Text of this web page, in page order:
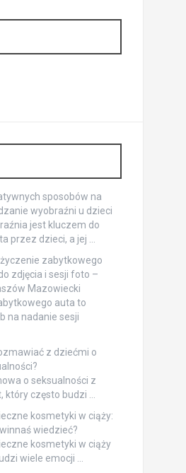
sposobów na
wyobraźni u dzieci
jest kluczem do
przez dzieci, a jej …
zabytkowego
zdjęcia i sesji foto –
Mazowiecki
auta to
na nadanie sesji
z dziećmi o
o seksualności z
często budzi …
kosmetyki w ciąży:
wiedzieć?
kosmetyki w ciąży
wiele emocji …